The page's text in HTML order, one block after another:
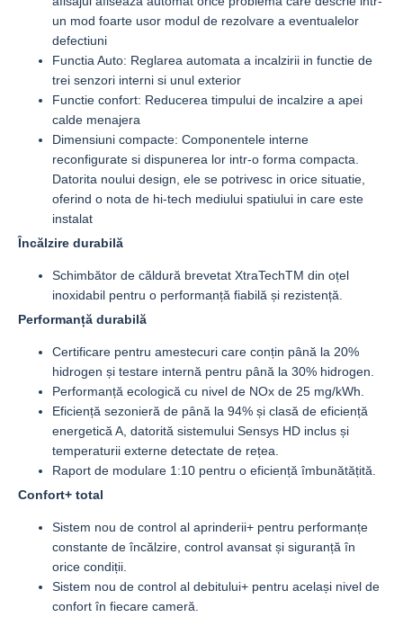
un mod foarte usor modul de rezolvare a eventualelor
defectiuni
Functia Auto: Reglarea automata a incalzirii in functie de
trei senzori interni si unul exterior
Functie confort: Reducerea timpului de incalzire a apei
calde menajera
Dimensiuni compacte: Componentele interne
reconfigurate si dispunerea lor intr-o forma compacta.
Datorita noului design, ele se potrivesc in orice situatie,
oferind o nota de hi-tech mediului spatiului in care este
instalat
Încălzire durabilă
Schimbător de căldură brevetat XtraTechTM din oțel
inoxidabil pentru o performanță fiabilă și rezistență.
Performanță durabilă
Certificare pentru amestecuri care conțin până la 20%
hidrogen și testare internă pentru până la 30% hidrogen.
Performanță ecologică cu nivel de NOx de 25 mg/kWh.
Eficiență sezonieră de până la 94% și clasă de eficiență
energetică A, datorită sistemului Sensys HD inclus și
temperaturii externe detectate de rețea.
Raport de modulare 1:10 pentru o eficiență îmbunătățită.
Confort+ total
Sistem nou de control al aprinderii+ pentru performanțe
constante de încălzire, control avansat și siguranță în
orice condiții.
Sistem nou de control al debitului+ pentru același nivel de
confort în fiecare cameră.